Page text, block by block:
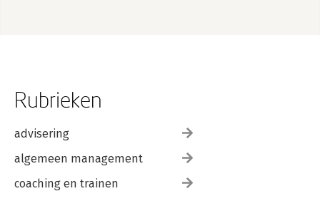
Rubrieken
advisering
algemeen management
coaching en trainen